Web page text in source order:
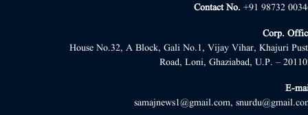
Contact No. +91 98732
Corp.
House No.32, A Block, Gali No.1, Vijay Vihar, Khajuri
Road, Loni, Ghaziabad, U.P. –
E-
samajnews1@gmail.com,